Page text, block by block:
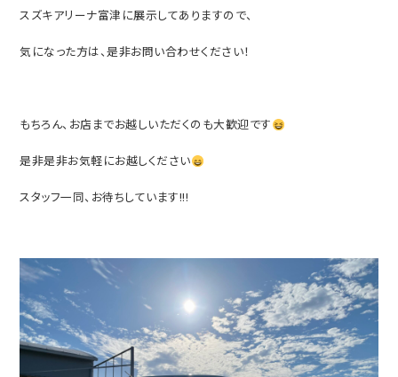
スズキアリーナ富津に展示してありますので、
気になった方は、是非お問い合わせください！
もちろん、お店までお越しいただくのも大歓迎です
是非是非お気軽にお越しください
スタッフ一同、お待ちしています!!!